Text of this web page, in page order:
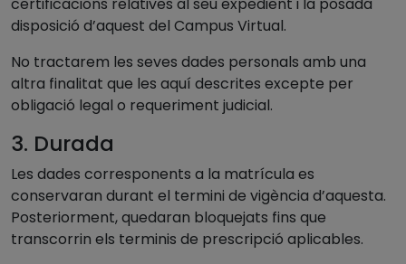
certificacions relatives al seu expedient i la posada
disposició d’aquest del Campus Virtual.
No tractarem les seves dades personals amb una
altra finalitat que les aquí descrites excepte per
obligació legal o requeriment judicial.
3. Durada
Les dades corresponents a la matrícula es
conservaran durant el termini de vigència d’aquesta.
Posteriorment, quedaran bloquejats fins que
transcorrin els terminis de prescripció aplicables.